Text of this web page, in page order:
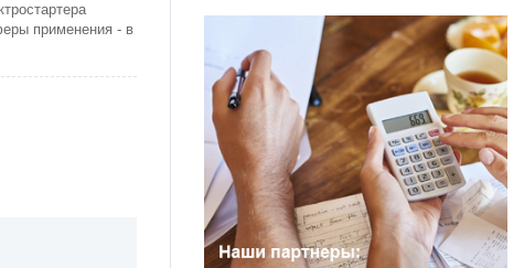
применения - в